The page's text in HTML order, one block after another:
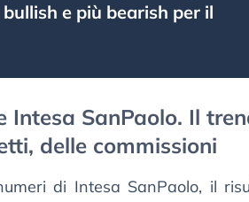
e più bearish per il
Intesa SanPaolo. Il
delle commissioni
di Intesa SanPaolo, il